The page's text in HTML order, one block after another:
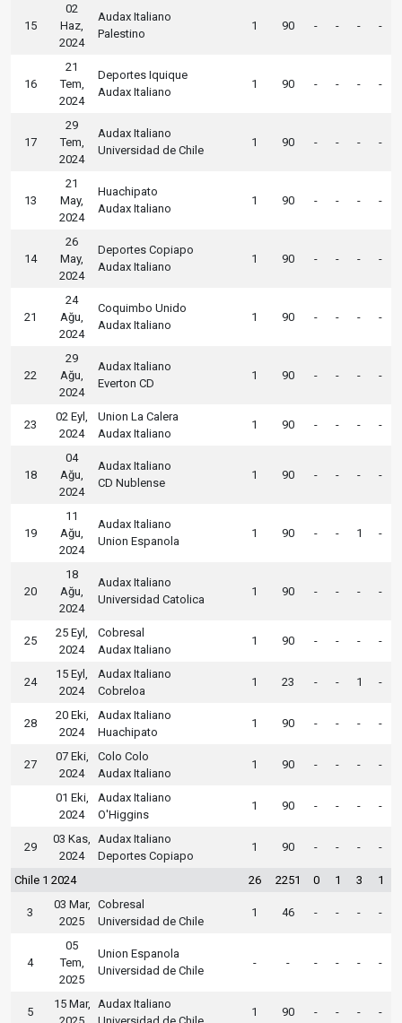
15
02
Haz,
2024
Audax Italiano
Palestino
1 90 - - - -
16
21
Tem,
2024
Deportes Iquique
Audax Italiano
1 90 - - - -
17
29
Tem,
2024
Audax Italiano
Universidad de Chile
1 90 - - - -
13
21
May,
2024
Huachipato
Audax Italiano
1 90 - - - -
14
26
May,
2024
Deportes Copiapo
Audax Italiano
1 90 - - - -
21
24
Ağu,
2024
Coquimbo Unido
Audax Italiano
1 90 - - - -
22
29
Ağu,
2024
Audax Italiano
Everton CD
1 90 - - - -
23
02 Eyl,
2024
Union La Calera
Audax Italiano
1 90 - - - -
18
04
Ağu,
2024
Audax Italiano
CD Nublense
1 90 - - - -
19
11
Ağu,
2024
Audax Italiano
Union Espanola
1 90 - - 1 -
20
18
Ağu,
2024
Audax Italiano
Universidad Catolica
1 90 - - - -
25
25 Eyl,
2024
Cobresal
Audax Italiano
1 90 - - - -
24
15 Eyl,
2024
Audax Italiano
Cobreloa
1 23 - - 1 -
28
20 Eki,
2024
Audax Italiano
Huachipato
1 90 - - - -
27
07 Eki,
2024
Colo Colo
Audax Italiano
1 90 - - - -
01 Eki,
2024
Audax Italiano
O'Higgins
1 90 - - - -
29
03 Kas,
2024
Audax Italiano
Deportes Copiapo
1 90 - - - -
Chile 1 2024 26 2251 0 1 3 1
3
03 Mar,
2025
Cobresal
Universidad de Chile
1 46 - - - -
4
05
Tem,
2025
Union Espanola
Universidad de Chile
- - - - - -
5
15 Mar,
Audax Italiano
1 90 - - - -